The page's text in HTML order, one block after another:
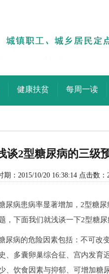
健康扶贫 每周一读
谈2型糖尿病的三级
期：2015/10/20 16:38:14 点击数：
病患病率显著增加，2型糖尿
下面我们就浅谈一下2型糖尿
病的危险因素包括：不可改
多囊卵巢综合征、宫内发
饮食因素与抑郁、可增加